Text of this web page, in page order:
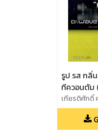
รูป รส กลิ่
ทีควอนตัม
คอมพิวเตอ
ความรู้รอ
เกียรติศักดิ์
(บรรณาธิก
ปณิธานนท์,
นินนาท แดง